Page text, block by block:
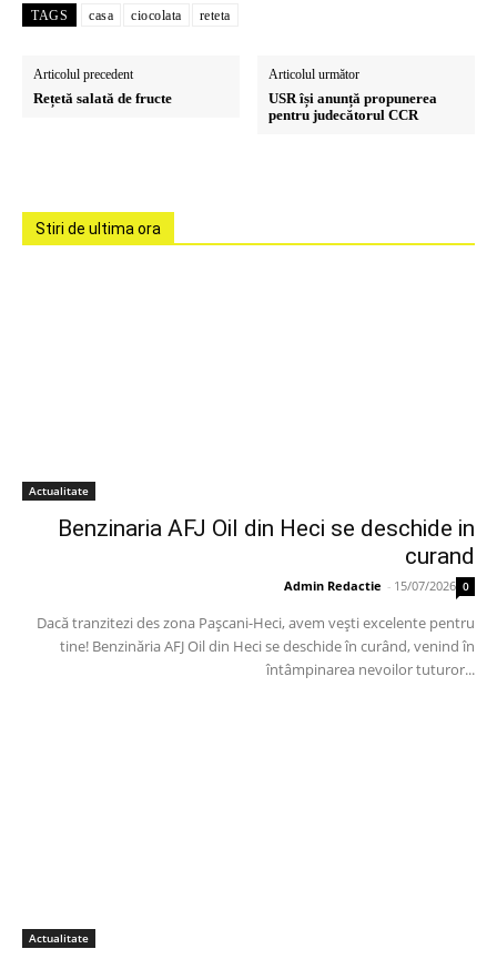
TAGS casa ciocolata reteta
Articolul precedent
Rețetă salată de fructe
Articolul următor
USR își anunță propunerea
pentru judecătorul CCR
Stiri de ultima ora
Actualitate
Benzinaria AFJ Oil din Heci se deschide in
curand
Admin Redactie - 15/07/2026 0
Dacă tranzitezi des zona Pașcani-Heci, avem vești excelente pentru
tine! Benzinăria AFJ Oil din Heci se deschide în curând, venind în
întâmpinarea nevoilor tuturor...
Actualitate